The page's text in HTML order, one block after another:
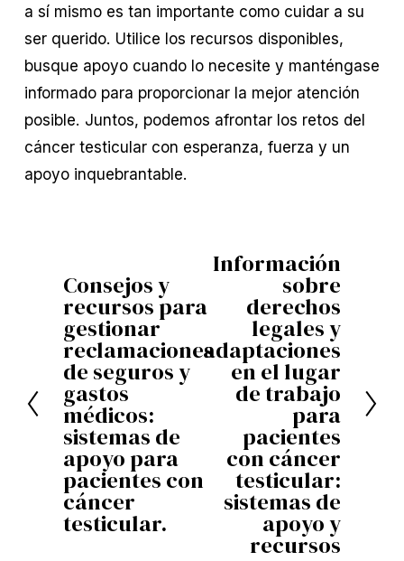
a sí mismo es tan importante como cuidar a su
ser querido. Utilice los recursos disponibles,
busque apoyo cuando lo necesite y manténgase
informado para proporcionar la mejor atención
posible. Juntos, podemos afrontar los retos del
cáncer testicular con esperanza, fuerza y un
apoyo inquebrantable.
A
n
t
e
r
i
o
r
Consejos y
recursos para
gestionar
reclamaciones
de seguros y
gastos
médicos:
sistemas de
apoyo para
pacientes con
cáncer
testicular.
g
u
Información
sobre
derechos
legales y
adaptaciones
en el lugar
de trabajo
para
pacientes
con cáncer
testicular:
sistemas de
apoyo y
recursos